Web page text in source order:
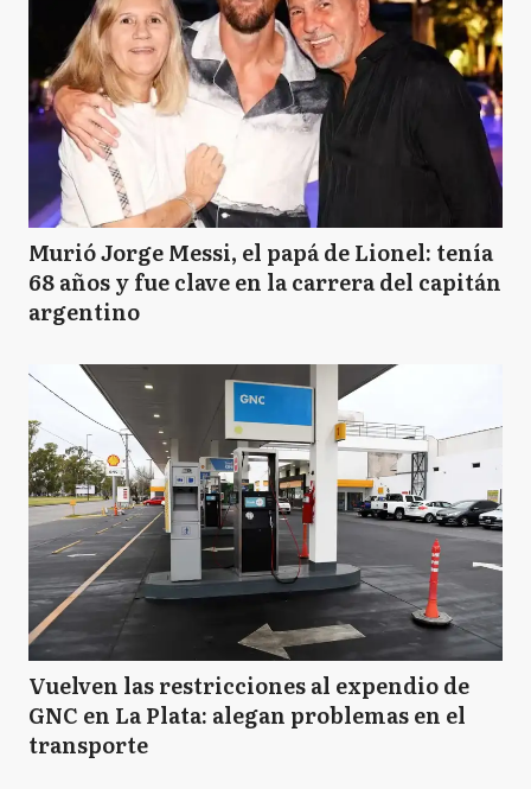
Murió Jorge Messi, el papá de Lionel: tenía
68 años y fue clave en la carrera del capitán
argentino
Vuelven las restricciones al expendio de
GNC en La Plata: alegan problemas en el
transporte